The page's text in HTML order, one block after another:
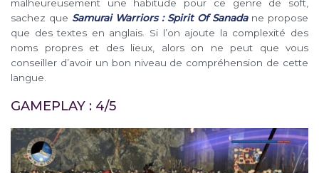
malheureusement une habitude pour ce genre de soft,
sachez que Samurai Warriors : Spirit Of Sanadane propose
que des textes en anglais. Si l’on ajoute la complexité des
noms propres et des lieux, alors on ne peut que vous
conseiller d’avoir un bon niveau de compréhension de cette
langue.
GAMEPLAY : 4/5